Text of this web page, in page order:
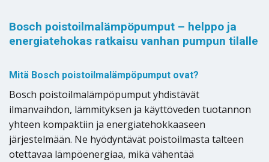
Bosch poistoilmalämpöpumput – helppo ja
energiatehokas ratkaisu vanhan pumpun tilalle
Mitä Bosch poistoilmalämpöpumput ovat?
Bosch poistoilmalämpöpumput yhdistävät
ilmanvaihdon, lämmityksen ja käyttöveden tuotannon
yhteen kompaktiin ja energiatehokkaaseen
järjestelmään. Ne hyödyntävät poistoilmasta talteen
otettavaa lämpöenergiaa, mikä vähentää